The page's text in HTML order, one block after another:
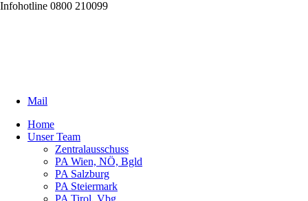
Infohotline 0800 210099
Mail
Home
Unser Team
Zentralausschuss
PA Wien, NÖ, Bgld
PA Salzburg
PA Steiermark
PA Tirol, Vbg